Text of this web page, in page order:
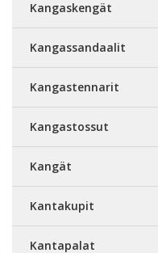
Kangaskengät
Kangassandaalit
Kangastennarit
Kangastossut
Kangät
Kantakupit
Kantapalat